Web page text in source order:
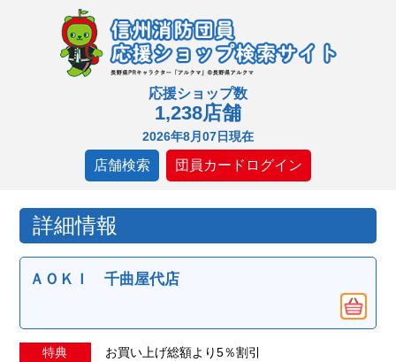
応援ショップ数
1,238店舗
2026年8月07日現在
店舗検索 団員カードログイン
詳細情報
ＡＯＫＩ 千曲屋代店
特典 お買い上げ総額より5％割引